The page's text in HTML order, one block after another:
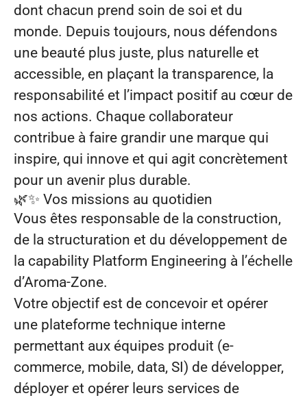
dont chacun prend soin de soi et du
monde. Depuis toujours, nous défendons
une beauté plus juste, plus naturelle et
accessible, en plaçant la transparence, la
responsabilité et l’impact positif au cœur de
nos actions. Chaque collaborateur
contribue à faire grandir une marque qui
inspire, qui innove et qui agit concrètement
pour un avenir plus durable.
🌿✨ Vos missions au quotidien
Vous êtes responsable de la construction,
de la structuration et du développement de
la capability Platform Engineering à l’échelle
d’Aroma-Zone.
Votre objectif est de concevoir et opérer
une plateforme technique interne
permettant aux équipes produit (e-
commerce, mobile, data, SI) de développer,
déployer et opérer leurs services de